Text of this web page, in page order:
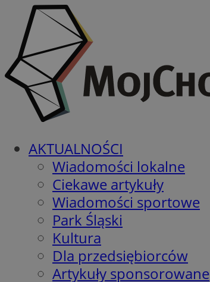
AKTUALNOŚCI
Wiadomości lokalne
Ciekawe artykuły
Wiadomości sportowe
Park Śląski
Kultura
Dla przedsiębiorców
Artykuły sponsorowane